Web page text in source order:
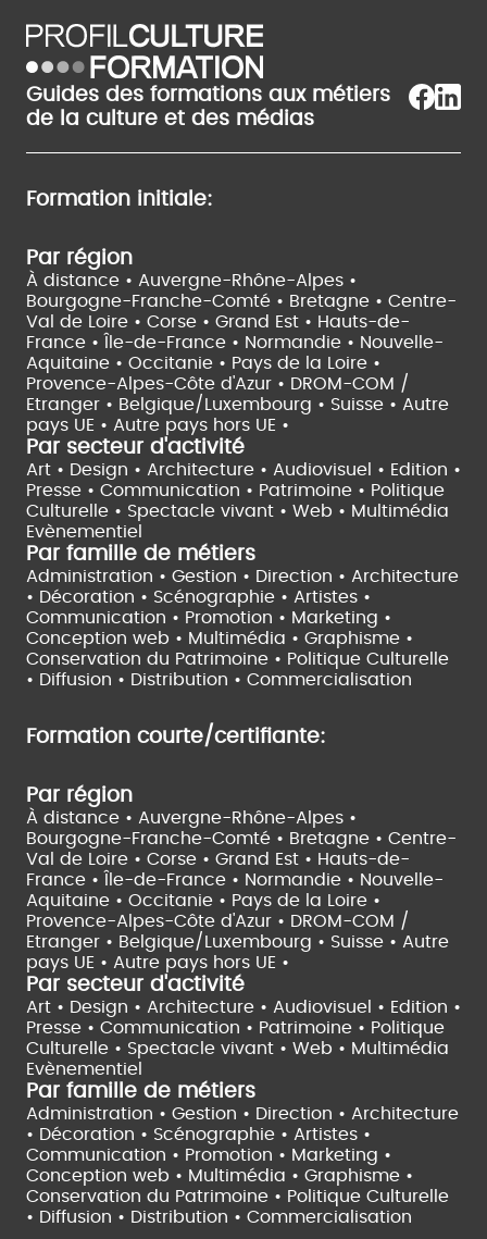
Guides des formations aux métiers
de la culture et des médias
Formation initiale:
Par région
À distance • Auvergne-Rhône-Alpes •
Bourgogne-Franche-Comté • Bretagne • Centre-
Val de Loire • Corse • Grand Est • Hauts-de-
France •
Île-de-France • Normandie • Nouvelle-
Aquitaine • Occitanie • Pays de la Loire •
Provence-Alpes-Côte d'Azur • DROM-COM /
Etranger • Belgique/Luxembourg • Suisse • Autre
pays UE • Autre pays hors UE •
Par secteur d'activité
Art • Design • Architecture • Audiovisuel • Edition •
Presse • Communication • Patrimoine • Politique
Culturelle • Spectacle vivant • Web • Multimédia
Evènementiel
Par famille de métiers
Administration • Gestion • Direction • Architecture
• Décoration • Scénographie • Artistes •
Communication • Promotion • Marketing •
Conception web • Multimédia • Graphisme •
Conservation du Patrimoine • Politique Culturelle
• Diffusion • Distribution • Commercialisation
Formation courte/certifiante:
Par région
À distance • Auvergne-Rhône-Alpes •
Bourgogne-Franche-Comté • Bretagne • Centre-
Val de Loire • Corse • Grand Est • Hauts-de-
France •
Île-de-France • Normandie • Nouvelle-
Aquitaine • Occitanie • Pays de la Loire •
Provence-Alpes-Côte d'Azur • DROM-COM /
Etranger • Belgique/Luxembourg • Suisse • Autre
pays UE • Autre pays hors UE •
Par secteur d'activité
Art • Design • Architecture • Audiovisuel • Edition •
Presse • Communication • Patrimoine • Politique
Culturelle • Spectacle vivant • Web • Multimédia
Evènementiel
Par famille de métiers
Administration • Gestion • Direction • Architecture
• Décoration • Scénographie • Artistes •
Communication • Promotion • Marketing •
Conception web • Multimédia • Graphisme •
Conservation du Patrimoine • Politique Culturelle
• Diffusion • Distribution • Commercialisation